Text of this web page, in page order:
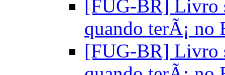
[FUG-BR] Livro
quando terÃ¡ no
[FUG-BR] Livro